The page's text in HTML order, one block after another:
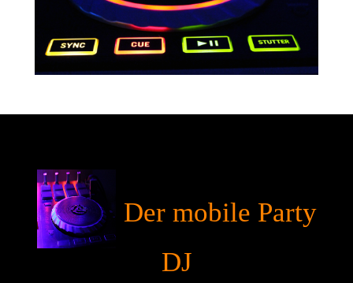
Der mobile Party
DJ